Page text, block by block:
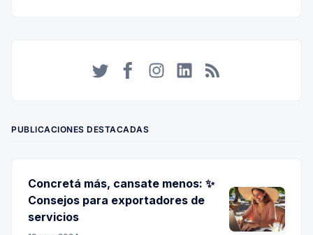
PUBLICACIONES DESTACADAS
Concretá más, cansate menos: ✨
Consejos para exportadores de
servicios